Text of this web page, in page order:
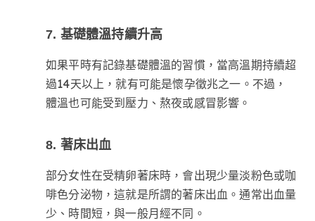
7. 基礎體溫持續升高
如果平時有記錄基礎體溫的習慣，當高溫期持續超
過14天以上，就有可能是懷孕徵兆之一。不過，
體溫也可能受到壓力、熬夜或感冒影響。
8. 著床出血
部分女性在受精卵著床時，會出現少量淡粉色或咖
啡色分泌物，這就是所謂的著床出血。通常出血量
少、時間短，與一般月經不同。